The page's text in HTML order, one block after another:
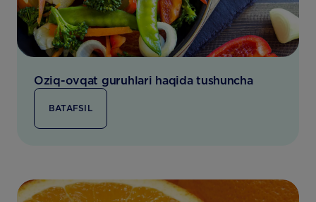
Oziq-ovqat guruhlari haqida tushuncha
BATAFSIL